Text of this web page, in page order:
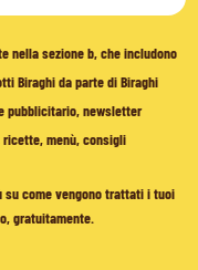
nella sezione b, che includono
Biraghi da parte di Biraghi
pubblicitario, newsletter
menù, consigli
su come vengono trattati i tuoi
gratuitamente.